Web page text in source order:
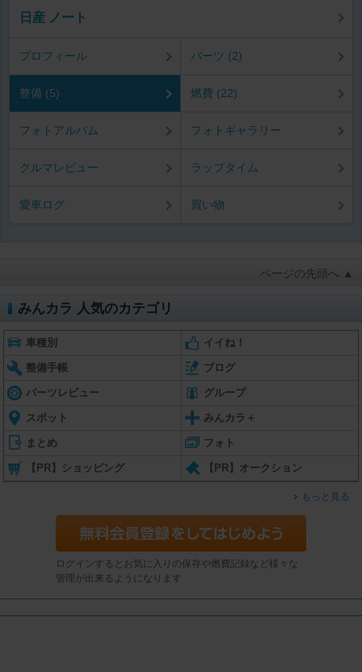
日産 ノート
プロフィール パーツ (2)
整備 (5) 燃費 (22)
フォトアルバム フォトギャラリー
クルマレビュー ラップタイム
愛車ログ 買い物
ページの先頭へ ▲
みんカラ 人気のカテゴリ
車種別 イイね！
整備手帳 ブログ
パーツレビュー グループ
スポット みんカラ＋
まとめ フォト
【PR】ショッピング 【PR】オークション
もっと見る
ログインするとお気に入りの保存や燃費記録など様々な
管理が出来るようになります